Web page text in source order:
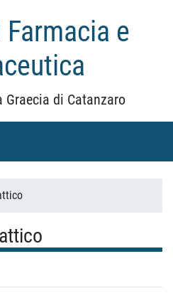
e
Graecia di Catanzaro